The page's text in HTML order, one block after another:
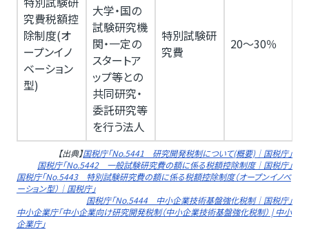
究費税額控
除制度(オ
ープンイノ
ベーション
型)
大学・国の
試験研究機
関・一定の
スタートア
ップ等との
共同研究・
委託研究等
を行う法人
特別試験研
究費
20～30％
【出典】国税庁「No.5441 研究開発税制について(概要)｜国税庁」
国税庁「No.5442 一般試験研究費の額に係る税額控除制度｜国税庁」
国税庁「No.5443 特別試験研究費の額に係る税額控除制度（オープンイノベ
ーション型）｜国税庁」
国税庁「No.5444 中小企業技術基盤強化税制｜国税庁」
中小企業庁「中小企業向け研究開発税制（中小企業技術基盤強化税制） | 中小
企業庁」